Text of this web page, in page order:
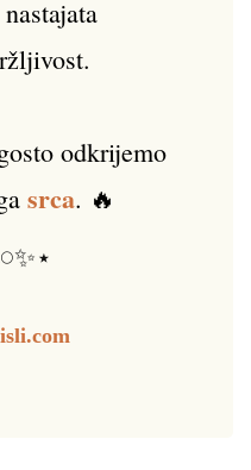
odkrijemo
srca. 🔥